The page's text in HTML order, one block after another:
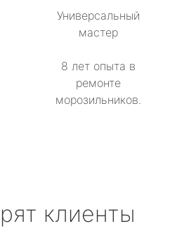
Универсальный
мастер
8 лет опыта в
ремонте
морозильников.
клиенты